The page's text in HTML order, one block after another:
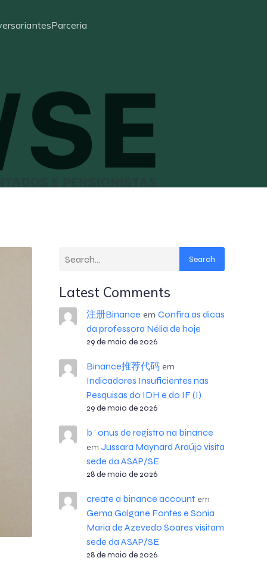
Parceria
Search
Latest Comments
注册Binance em Confira as dicas
da professora Nélia de hoje
29 de maio de 2026
Binance推荐代码em
Indicadores Insuficientes nas
Pesquisas do IDH e do IF (I)
29 de maio de 2026
b^onus de registro na binance
em Jussara Maynard Araújo visita
sede da ASAP/SE
28 de maio de 2026
create a binance accountem
Gema Galgane Fontes e Sonia
Maria de Azevedo Soares visitam
sede da ASAP/SE
28 de maio de 2026